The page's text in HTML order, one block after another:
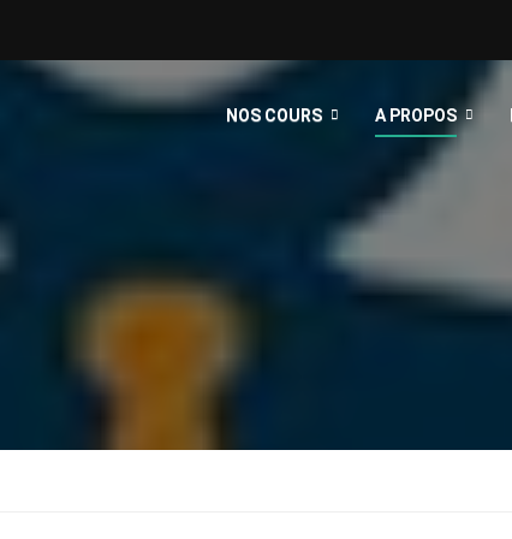
NOS COURS A PROPOS